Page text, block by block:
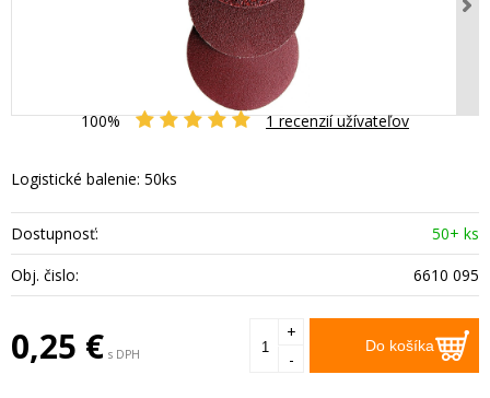
100% 1recenzií užívateľov
Logistické balenie: 50ks
Dostupnosť:
50+ ks
Obj. čislo:
6610 095
0,25 € s DPH Do košíka
+
-